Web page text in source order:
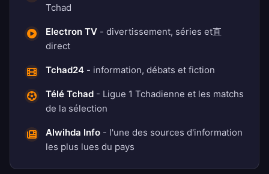
Tchad
Electron TV - divertissement, séries et直
direct
Tchad24 - information, débats et fiction
Télé Tchad - Ligue 1 Tchadienne et les matchs
de la sélection
Alwihda Info - l'une des sources d'information
les plus lues du pays